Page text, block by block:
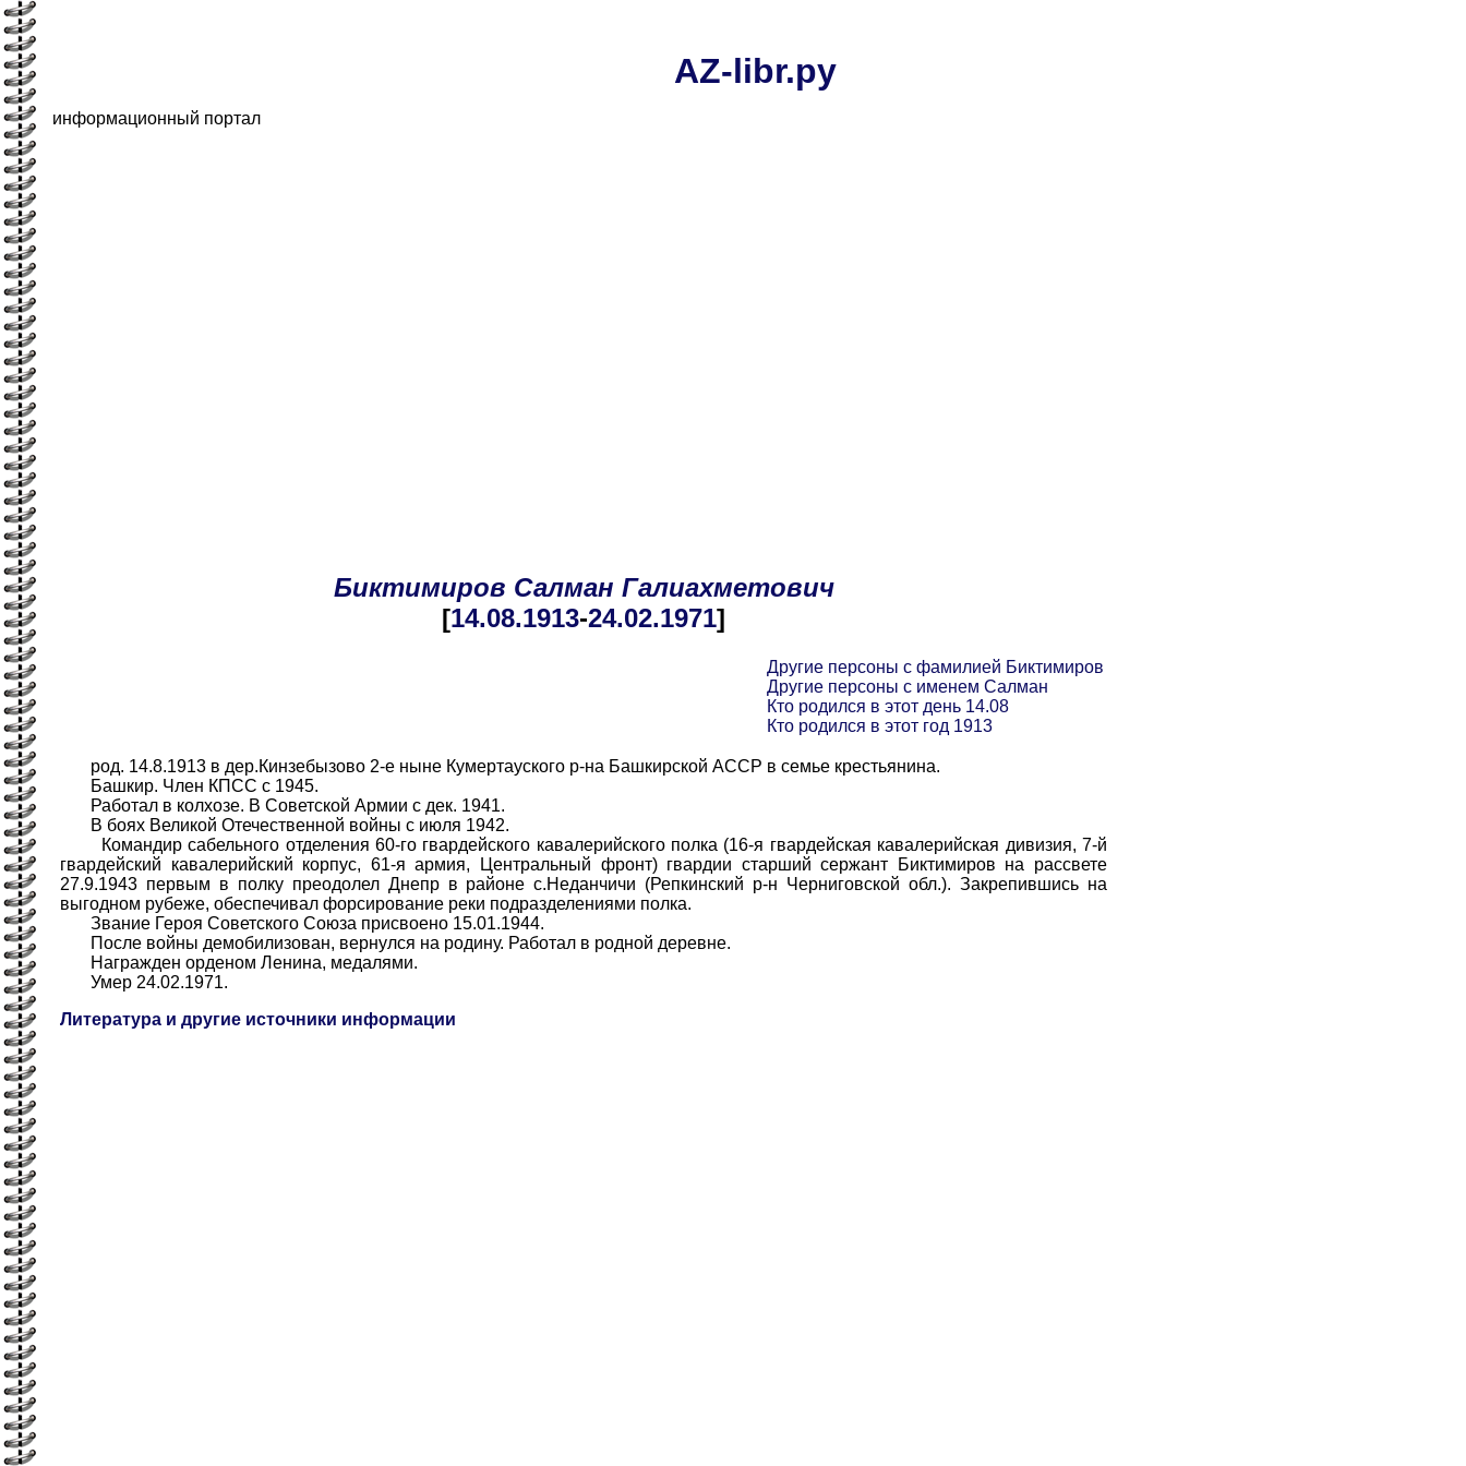
AZ-libr.ру
информационный портал
Биктимиров Салман Галиахметович
[14.08.1913-24.02.1971]
Другие персоны с фамилией Биктимиров
Другие персоны с именем Салман
Кто родился в этот день 14.08
Кто родился в этот год 1913
род. 14.8.1913 в дер.Кинзебызово 2-е ныне Кумертауского р-на Башкирской АССР в семье крестьянина.
Башкир. Член КПСС с 1945.
Работал в колхозе. В Советской Армии с дек. 1941.
В боях Великой Отечественной войны с июля 1942.
Командир сабельного отделения 60-го гвардейского кавалерийского полка (16-я гвардейская кавалерийская дивизия, 7-й
гвардейский кавалерийский корпус, 61-я армия, Центральный фронт) гвардии старший сержант Биктимиров на рассвете
27.9.1943 первым в полку преодолел Днепр в районе с.Неданчичи (Репкинский р-н Черниговской обл.). Закрепившись на
выгодном рубеже, обеспечивал форсирование реки подразделениями полка.
Звание Героя Советского Союза присвоено 15.01.1944.
После войны демобилизован, вернулся на родину. Работал в родной деревне.
Награжден орденом Ленина, медалями.
Умер 24.02.1971.
Литература и другие источники информации